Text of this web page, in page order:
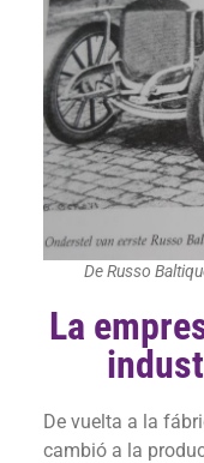
De Russo
La
De vuelta a la
cambió a la